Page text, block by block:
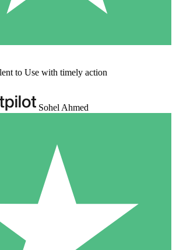
to Use with timely action
Sohel Ahmed